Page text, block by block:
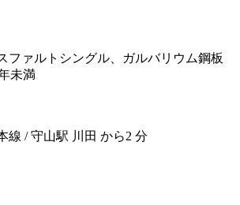
ファルトシングル、ガルバリウム鋼板
未満
線 / 守山駅 川田 から2 分